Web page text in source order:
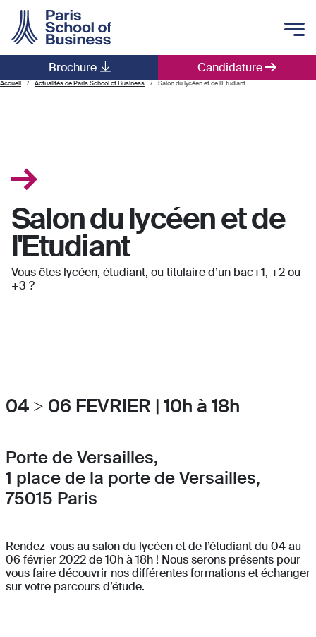
Candidature
Brochure
Main navigation
Accueil Actualités de Paris School of Business Salon du lycéen et de l'Etudiant
Salon du lycéen et de
l'Etudiant
Vous êtes lycéen, étudiant, ou titulaire d’un bac+1, +2 ou
+3 ?
04 > 06 FEVRIER | 10h à 18h
Porte de Versailles,
1 place de la porte de Versailles,
75015 Paris
Rendez-vous au salon du lycéen et de l’étudiant du 04 au
06 février 2022 de 10h à 18h ! Nous serons présents pour
vous faire découvrir nos différentes formations et échanger
sur votre parcours d’étude.